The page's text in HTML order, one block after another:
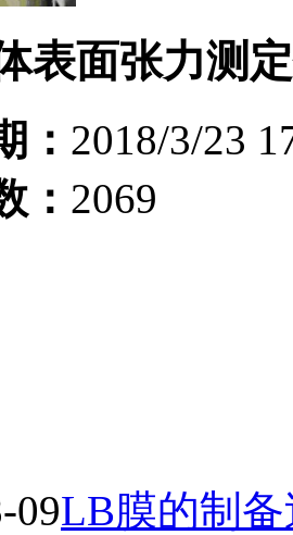
表面张力测
： 2018/3/23
： 2069
09LB膜的制